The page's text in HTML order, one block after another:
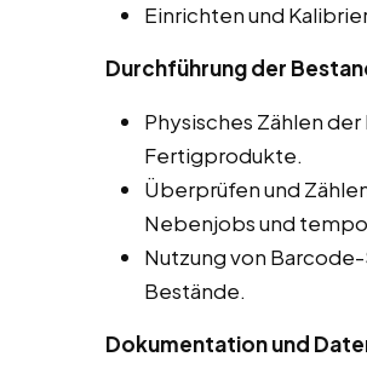
Einrichten und
Durchführung der
Physisches Zählen
Fertigprodukte.
Überprüfen und
Nebenjobs und
Nutzung von
Bestände.
Dokumentation und